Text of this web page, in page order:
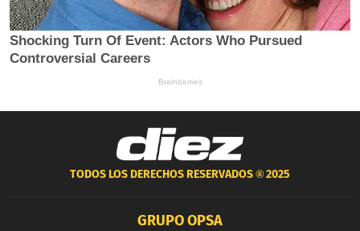
TODOS LOS DERECHOS RESERVADOS ®2025
GRUPO OPSA